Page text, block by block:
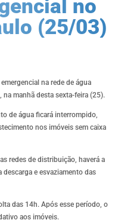
no
(25/03)
na rede de água
manhã desta sexta-feira (25).
de água ficará interrompido,
nos imóveis sem caixa
redes de distribuição, haverá a
e esvaziamento das
das 14h. Após esse período, o
aos imóveis.